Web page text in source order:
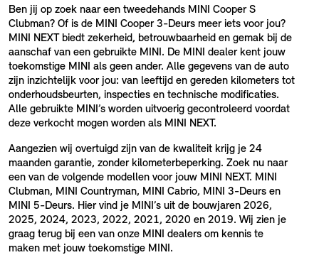
Ben jij op zoek naar een tweedehands MINI Cooper S
Clubman? Of is de MINI Cooper 3-Deurs meer iets voor jou?
MINI NEXT biedt zekerheid, betrouwbaarheid en gemak bij de
aanschaf van een gebruikte MINI. De MINI dealer kent jouw
toekomstige MINI als geen ander. Alle gegevens van de auto
zijn inzichtelijk voor jou: van leeftijd en gereden kilometers tot
onderhoudsbeurten, inspecties en technische modificaties.
Alle gebruikte MINI’s worden uitvoerig gecontroleerd voordat
deze verkocht mogen worden als MINI NEXT.
Aangezien wij overtuigd zijn van de kwaliteit krijg je 24
maanden garantie, zonder kilometerbeperking. Zoek nu naar
een van de volgende modellen voor jouw MINI NEXT. MINI
Clubman, MINI Countryman, MINI Cabrio, MINI 3-Deurs en
MINI 5-Deurs. Hier vind je MINI’s uit de bouwjaren 2026,
2025, 2024, 2023, 2022, 2021, 2020 en 2019. Wij zien je
graag terug bij een van onze MINI dealers om kennis te
maken met jouw toekomstige MINI.